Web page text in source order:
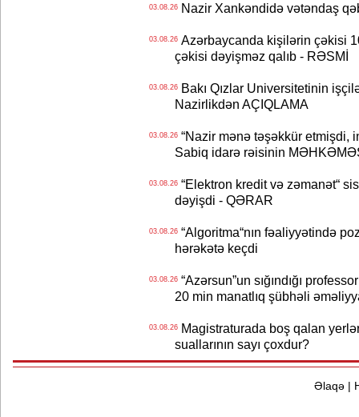
03.08.26Nazir Xankəndidə vətəndaş
03.08.26Azərbaycanda kişilərin çəkisi
çəkisi dəyişməz qalıb - RƏSMİ
03.08.26Bakı Qızlar Universitetinin
Nazirlikdən AÇIQLAMA
03.08.26“Nazir mənə təşəkkür etmişdi,
Sabiq idarə rəisinin
03.08.26“Elektron kredit və zəmanət“
dəyişdi - QƏRAR
03.08.26“Algoritma“nın fəaliyyətində
hərəkətə keçdi
03.08.26“Azərsun”un sığındığı
20 min manatlıq şübhəli
03.08.26Magistraturada boş qalan
suallarının sayı çoxdur?
Əlaqə|